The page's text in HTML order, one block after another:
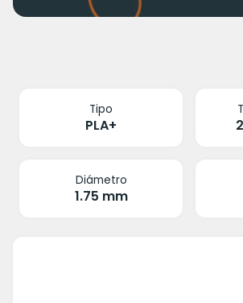
Tipo
PLA+
Diámetro
1.75 mm